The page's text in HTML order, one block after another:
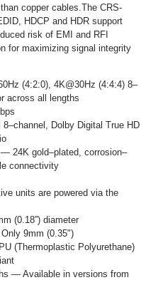
copper cables.The CRS-
HDCP and HDR support
risk of EMI and RFI
for maximizing signal integrity
(4:2:0), 4K@30Hz (4:4:4) 8–
across all lengths
Dolby Digital True HD
24K gold–plated, corrosion–
connectivity
units are powered via the
(0.18”) diameter
9mm (0.35")
(Thermoplastic Polyurethane)
— Available in versions from